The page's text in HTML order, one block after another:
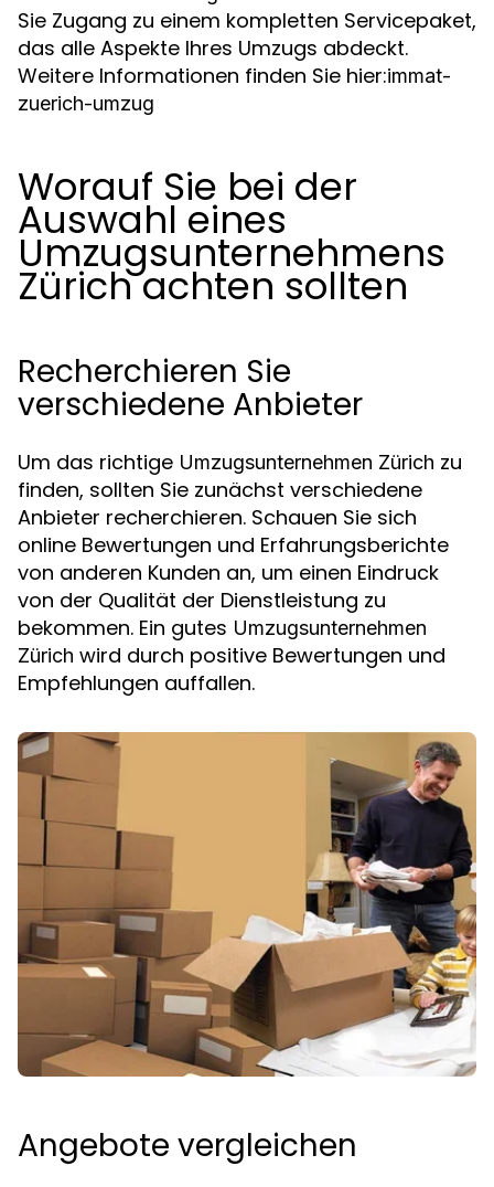
Sie Zugang zu einem kompletten Servicepaket,
das alle Aspekte Ihres Umzugs abdeckt.
Weitere Informationen finden Sie hier:immat-
zuerich-umzug
Worauf Sie bei der
Auswahl eines
Umzugsunternehmens
Zürich achten sollten
Recherchieren Sie
verschiedene Anbieter
Um das richtige Umzugsunternehmen Zürich zu
finden, sollten Sie zunächst verschiedene
Anbieter recherchieren. Schauen Sie sich
online Bewertungen und Erfahrungsberichte
von anderen Kunden an, um einen Eindruck
von der Qualität der Dienstleistung zu
bekommen. Ein gutes Umzugsunternehmen
Zürich wird durch positive Bewertungen und
Empfehlungen auffallen.
Angebote vergleichen